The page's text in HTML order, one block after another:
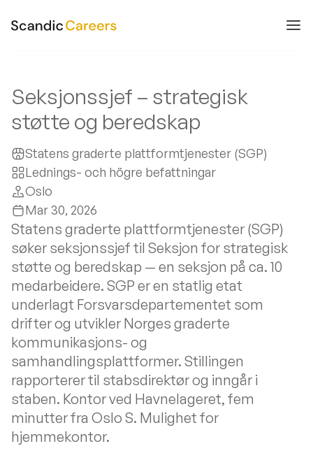
Seksjonssjef – strategisk
støtte og beredskap
Statens graderte plattformtjenester (SGP)
Lednings- och högre befattningar
Oslo
Mar 30, 2026
Statens graderte plattformtjenester (SGP)
søker seksjonssjef til Seksjon for strategisk
støtte og beredskap — en seksjon på ca. 10
medarbeidere. SGP er en statlig etat
underlagt Forsvarsdepartementet som
drifter og utvikler Norges graderte
kommunikasjons- og
samhandlingsplattformer. Stillingen
rapporterer til stabsdirektør og inngår i
staben. Kontor ved Havnelageret, fem
minutter fra Oslo S. Mulighet for
hjemmekontor.